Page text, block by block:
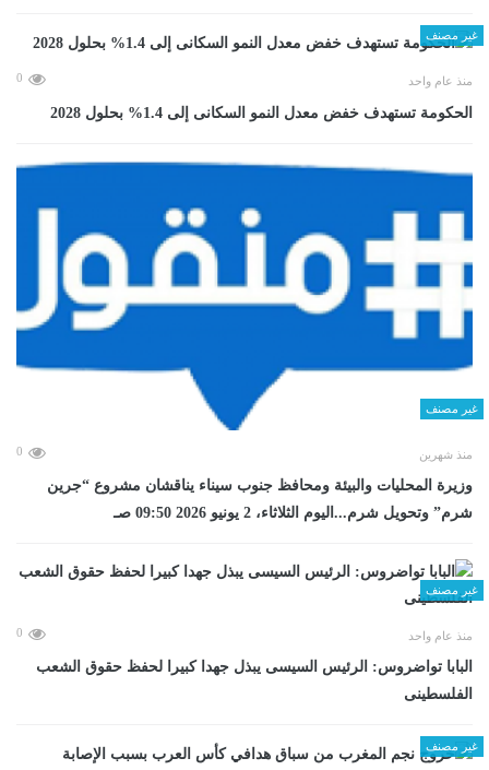
غير مصنف
منذ عام واحد 0
الحكومة تستهدف خفض معدل النمو السكانى إلى 1.4% بحلول 2028
غير مصنف
منذ شهرين 0
وزيرة المحليات والبيئة ومحافظ جنوب سيناء يناقشان مشروع “جرين
شرم” وتحويل شرم...اليوم الثلاثاء، 2 يونيو 2026 09:50 صـ
غير مصنف
منذ عام واحد 0
البابا تواضروس: الرئيس السيسى يبذل جهدا كبيرا لحفظ حقوق الشعب
الفلسطينى
غير مصنف